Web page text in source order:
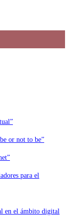
or not to be”
para el
en el ámbito digital